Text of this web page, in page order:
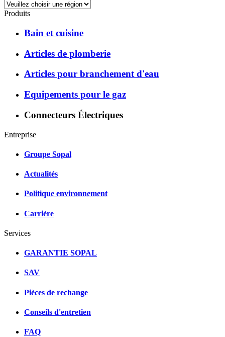
Produits
Bain et cuisine
Articles de plomberie
Articles pour branchement d'eau
Equipements pour le gaz
Connecteurs Électriques
Entreprise
Groupe Sopal
Actualités
Politique environnement
Carrière
Services
GARANTIE SOPAL
SAV
Pièces de rechange
Conseils d'entretien
FAQ